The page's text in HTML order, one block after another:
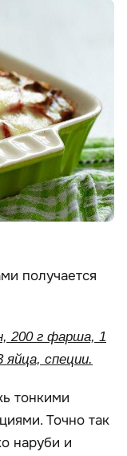
получается
200 г фарша, 1
яйца, специи.
тонкими
Точно так
наруби и